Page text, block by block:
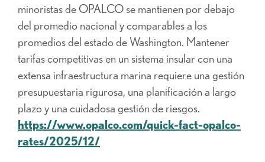
minoristas de OPALCO se mantienen por debajo
del promedio nacional y comparables a los
promedios del estado de Washington. Mantener
tarifas competitivas en un sistema insular con una
extensa infraestructura marina requiere una gestión
presupuestaria rigurosa, una planificación a largo
plazo y una cuidadosa gestión de riesgos.
https://www.opalco.com/quick-fact-opalco-
rates/2025/12/